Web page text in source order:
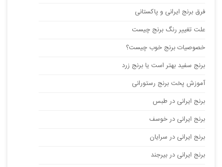
فرق برنج ایرانی و پاکستانی
علت تغییر رنگ برنج چیست
خصوصیات برنج خوب چیست؟
برنج سفید بهتر است یا برنج زرد
آموزش پخت برنج رستورانی
برنج ایرانی در طبس
برنج ایرانی در خوسف
برنج ایرانی در سرایان
برنج ایرانی در بیرجند